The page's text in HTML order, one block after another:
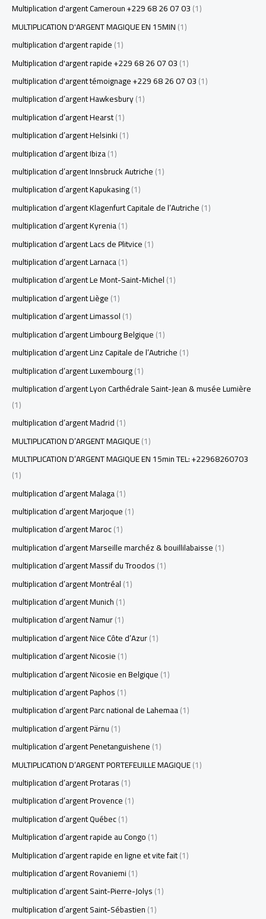
Multiplication d'argent Cameroun +229 68 26 07 03(1)
MULTIPLICATION D'ARGENT MAGIQUE EN 15MIN(1)
multiplication d'argent rapide(1)
Multiplication d'argent rapide +229 68 26 07 03(1)
multiplication d'argent témoignage +229 68 26 07 03(1)
multiplication d’argent Hawkesbury(1)
multiplication d’argent Hearst(1)
multiplication d’argent Helsinki(1)
multiplication d’argent Ibiza(1)
multiplication d’argent Innsbruck Autriche(1)
multiplication d’argent Kapukasing(1)
multiplication d’argent Klagenfurt Capitale de l’Autriche(1)
multiplication d’argent Kyrenia(1)
multiplication d’argent Lacs de Plitvice(1)
multiplication d’argent Larnaca(1)
multiplication d’argent Le Mont-Saint-Michel(1)
multiplication d’argent Liège(1)
multiplication d’argent Limassol(1)
multiplication d’argent Limbourg Belgique(1)
multiplication d’argent Linz Capitale de l’Autriche(1)
multiplication d’argent Luxembourg(1)
multiplication d’argent Lyon Carthédrale Saint-Jean & musée Lumière
(1)
multiplication d’argent Madrid(1)
MULTIPLICATION D’ARGENT MAGIQUE(1)
MULTIPLICATION D’ARGENT MAGIQUE EN 15min TEL: +22968260703
(1)
multiplication d’argent Malaga(1)
multiplication d’argent Marjoque(1)
multiplication d’argent Maroc(1)
multiplication d’argent Marseille marchéz & bouillilabaisse(1)
multiplication d’argent Massif du Troodos(1)
multiplication d’argent Montréal(1)
multiplication d’argent Munich(1)
multiplication d’argent Namur(1)
multiplication d’argent Nice Côte d’Azur(1)
multiplication d’argent Nicosie(1)
multiplication d’argent Nicosie en Belgique(1)
multiplication d’argent Paphos(1)
multiplication d’argent Parc national de Lahemaa(1)
multiplication d’argent Pärnu(1)
multiplication d’argent Penetanguishene(1)
MULTIPLICATION D’ARGENT PORTEFEUILLE MAGIQUE(1)
multiplication d’argent Protaras(1)
multiplication d’argent Provence(1)
multiplication d’argent Québec(1)
Multiplication d’argent rapide au Congo(1)
Multiplication d’argent rapide en ligne et vite fait(1)
multiplication d’argent Rovaniemi(1)
multiplication d’argent Saint-Pierre-Jolys(1)
multiplication d’argent Saint-Sébastien(1)